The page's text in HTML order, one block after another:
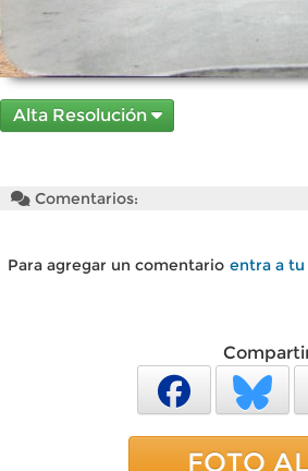
Alta Resolución
Comentarios:
Para agregar un comentario entra a
FOTO